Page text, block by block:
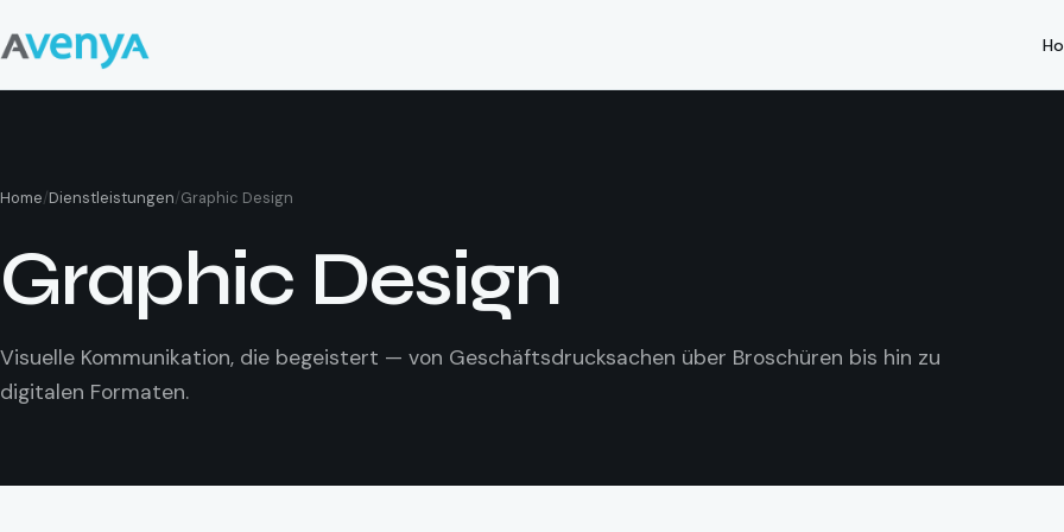
Home/Dienstleistungen/Graphic Design
Graphic Design
Visuelle Kommunikation, die begeistert — von Geschäftsdrucksachen über Broschüren bis hin zu
digitalen Formaten.